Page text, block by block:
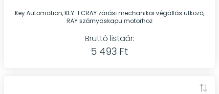
Key Automation, KEY-FCRAY zárási mechanikai végállás ütköző,
RAY szárnyaskapu motorhoz
Bruttó listaár:
5 493 Ft